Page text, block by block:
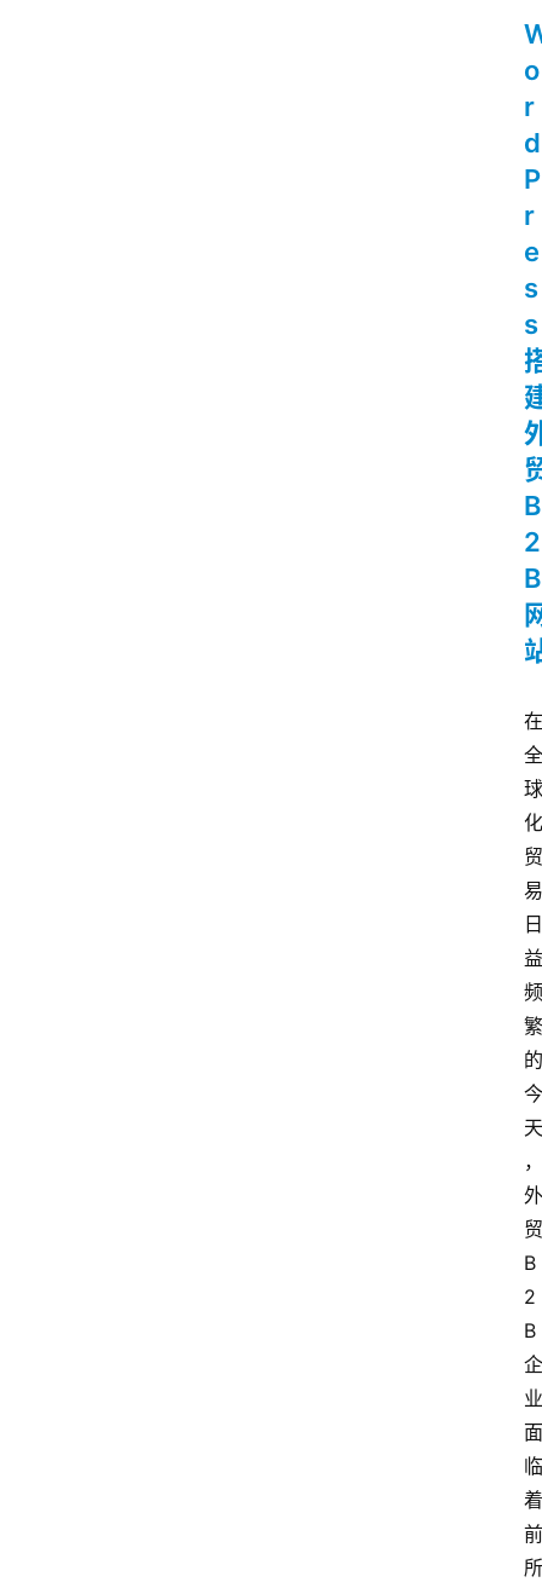
o
r
d
P
r
e
s
s
B
2
B
在
全
球
化
贸
易
日
益
频
繁
的
今
天
，
外
贸
B
2
B
企
业
面
临
着
前
所